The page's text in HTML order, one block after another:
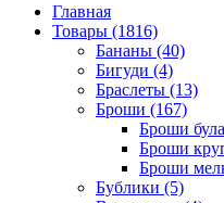
Главная
Товары (1816)
Бананы (40)
Бигуди (4)
Браслеты (13)
Броши (167)
Броши
Броши
Броши
Бублики (5)